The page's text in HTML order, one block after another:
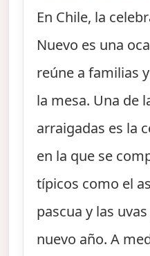
En Chile, la
Nuevo es una
reúne a familias
la mesa. Una de
arraigadas es la
en la que se
típicos como el
pascua y las
nuevo año. A